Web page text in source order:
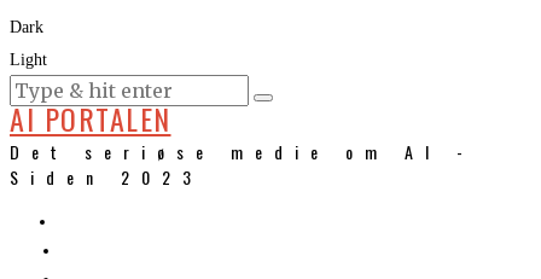
Dark
Light
KURSER
AI PORTALEN
Det seriøse medie om AI -
Siden 2023